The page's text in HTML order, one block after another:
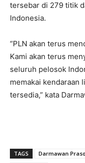
tersebar di 279 titik
Indonesia.
“PLN akan terus
Kami akan terus
seluruh pelosok
memakai kendaraan
tersedia,” kata
TAGS Darmawan